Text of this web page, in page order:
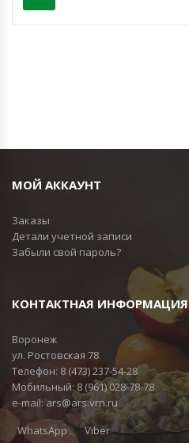
МОЙ АККАУНТ
Заказы
Детали учетной записи
Забыли свой пароль?
КОНТАКТНАЯ ИНФОРМАЦИЯ
Воронеж
ул. Ростовская 78
Телефон: 8 (473) 237-54-28
Мобильный: 8 (961) 028-78-78
e-mail: ars@ars.vrn.ru
WhatsApp
Viber